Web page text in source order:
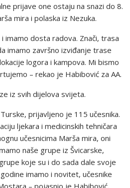
prijave one ostaju na snazi do 8.
mira i polaska iz Nezuka.
imamo dosta radova. Znači, trasa
imamo završno izviđanje trase
logora i kampova. Mi bismo
– rekao je Habibović za AA.
iz svih dijelova svijeta.
prijavljeno je 115 učesnika.
ljekara i medicinskih tehničara
učesnicima Marša mira, oni
naše grupe iz Švicarske,
koje su i do sada dale svoje
imamo i novitet, učesnike
– pojasnio je Habibović.